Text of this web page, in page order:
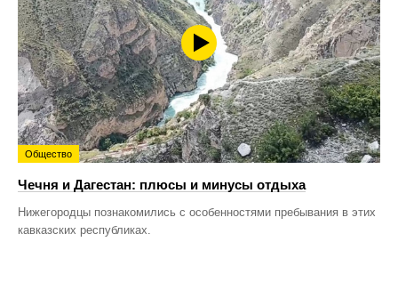
Общество
Чечня и Дагестан: плюсы и минусы отдыха
Нижегородцы познакомились с особенностями пребывания в этих
кавказских республиках.